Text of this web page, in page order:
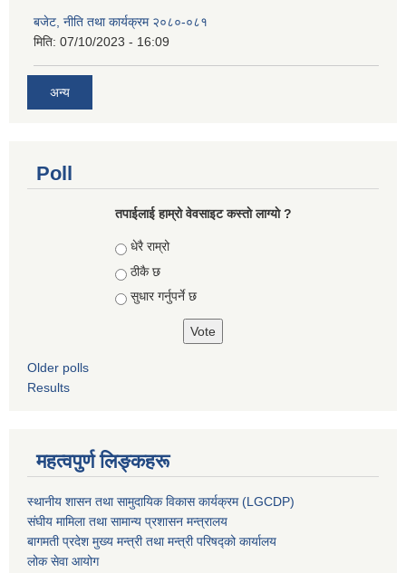
बजेट, नीति तथा कार्यक्रम २०८०-०८१
मिति: 07/10/2023 - 16:09
अन्य
Poll
तपाईलाई हाम्रो वेवसाइट कस्ताे लाग्याे ?
Choices
धेरै राम्रो
ठीकै छ
सुधार गर्नुपर्ने छ
Older polls
Results
महत्वपुर्ण लिङ्कहरू
स्थानीय शासन तथा सामुदायिक विकास कार्यक्रम (LGCDP)
संघीय मामिला तथा सामान्य प्रशासन मन्त्रालय
बागमती प्रदेश मुख्य मन्त्री तथा मन्त्री परिषद्को कार्यालय
लोक सेवा आयोग